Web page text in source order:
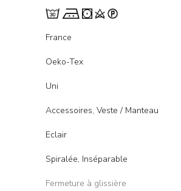
France
Oeko-Tex
Uni
Accessoires, Veste / Manteau
Eclair
Spiralée, Inséparable
Fermeture à glissière